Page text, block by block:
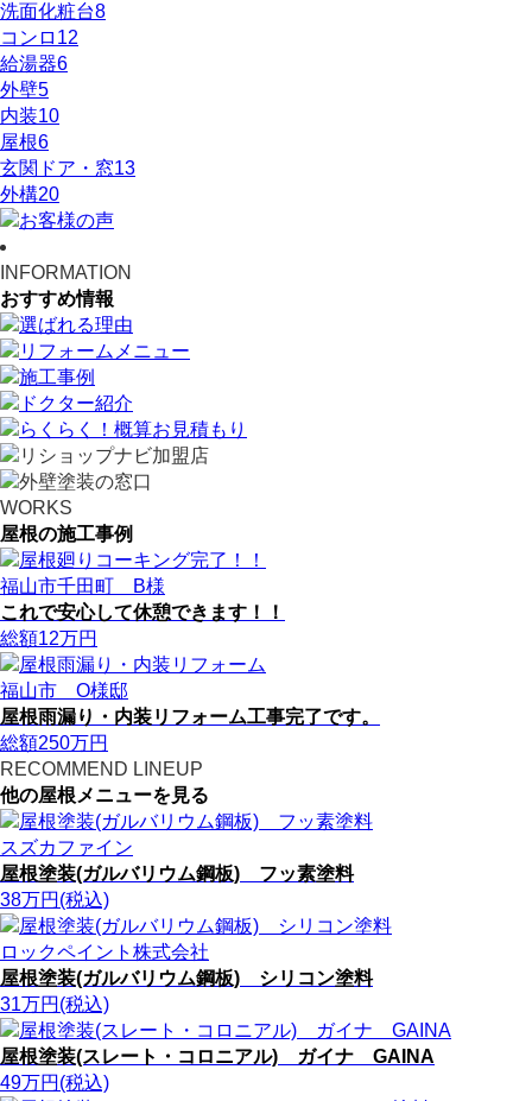
洗面化粧台8
コンロ 12
給湯器6
外壁5
内装10
屋根6
玄関ドア・窓13
外構20
INFORMATION
おすすめ情報
WORKS
屋根の施工事例
福山市千田町 B様
これで安心して休憩できます！！
総額12万円
福山市 O様邸
屋根雨漏り・内装リフォーム工事完了です。
総額250万円
RECOMMEND LINEUP
他の屋根メニューを見る
スズカファイン
屋根塗装(ガルバリウム鋼板) フッ素塗料
38万円 (税込)
ロックペイント株式会社
屋根塗装(ガルバリウム鋼板) シリコン塗料
31万円 (税込)
屋根塗装(スレート・コロニアル) ガイナ GAINA
49万円 (税込)